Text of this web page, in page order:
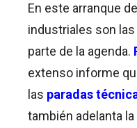
En este arranque
industriales son
parte de la agenda.
extenso informe
las paradas
también adelanta la